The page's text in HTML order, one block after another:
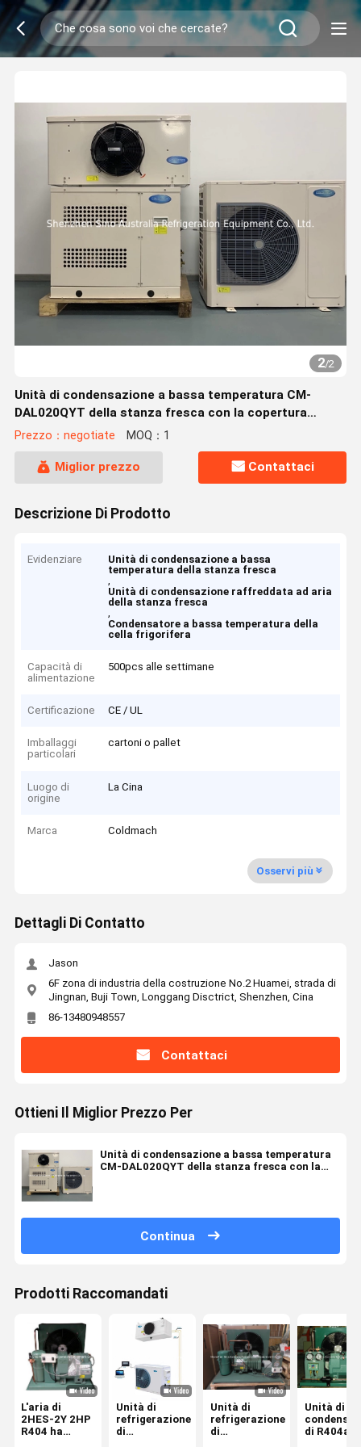
2/2
Unità di condensazione a bassa temperatura CM-
DAL020QYT della stanza fresca con la copertura
dipinta
Prezzo：negotiate MOQ：1
Miglior prezzo Contattaci
Descrizione Di Prodotto
Evidenziare
Unità di condensazione a bassa
temperatura della stanza fresca
,
Unità di condensazione raffreddata ad aria
della stanza fresca
,
Condensatore a bassa temperatura della
cella frigorifera
Capacità di
alimentazione
500pcs alle settimane
Certificazione CE / UL
Imballaggi
particolari
cartoni o pallet
Luogo di
origine
La Cina
Marca Coldmach
Osservi più
Dettagli Di Contatto
Jason
6F zona di industria della costruzione No.2 Huamei, strada di
Jingnan, Buji Town, Longgang Disctrict, Shenzhen, Cina
86-13480948557
Contattaci
Ottieni Il Miglior Prezzo Per
Unità di condensazione a bassa temperatura
CM-DAL020QYT della stanza fresca con la
Continua
Prodotti Raccomandati
L'aria di
2HES-2Y 2HP
R404 ha
Unità di
refrigerazione
di
Unità di
refrigerazione
di
Unità di
di R404a